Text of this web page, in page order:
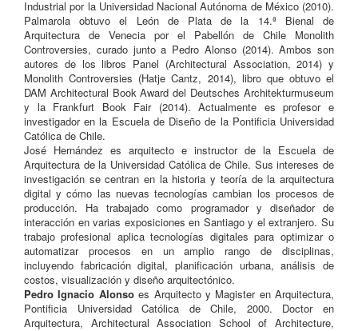
Industrial por la Universidad Nacional Autónoma de México (2010).
Palmarola obtuvo el León de Plata de la 14.ª Bienal de
Arquitectura de Venecia por el Pabellón de Chile Monolith
Controversies, curado junto a Pedro Alonso (2014). Ambos son
autores de los libros Panel (Architectural Association, 2014) y
Monolith Controversies (Hatje Cantz, 2014), libro que obtuvo el
DAM Architectural Book Award del Deutsches Architekturmuseum
y la Frankfurt Book Fair (2014). Actualmente es profesor e
investigador en la Escuela de Diseño de la Pontificia Universidad
Católica de Chile.
José Hernández es arquitecto e instructor de la Escuela de
Arquitectura de la Universidad Católica de Chile. Sus intereses de
investigación se centran en la historia y teoría de la arquitectura
digital y cómo las nuevas tecnologías cambian los procesos de
producción. Ha trabajado como programador y diseñador de
interacción en varias exposiciones en Santiago y el extranjero. Su
trabajo profesional aplica tecnologías digitales para optimizar o
automatizar procesos en un amplio rango de disciplinas,
incluyendo fabricación digital, planificación urbana, análisis de
costos, visualización y diseño arquitectónico.
Pedro Ignacio Alonsoes Arquitecto y Magister en Arquitectura,
Pontificia Universidad Católica de Chile, 2000. Doctor en
Arquitectura, Architectural Association School of Architecture,